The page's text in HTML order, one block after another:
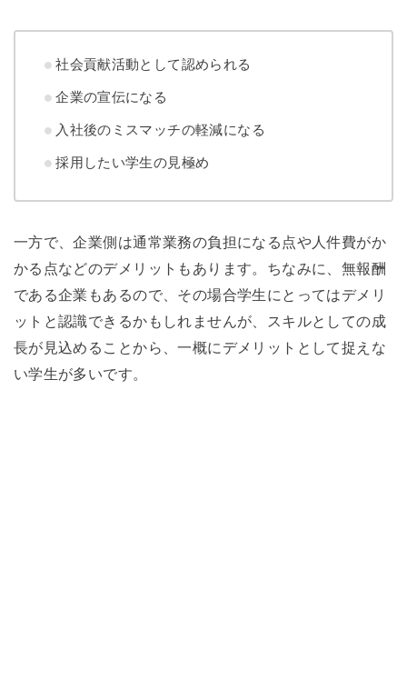
社会貢献活動として認められる
企業の宣伝になる
入社後のミスマッチの軽減になる
採用したい学生の見極め
一方で、企業側は通常業務の負担になる点や人件費がか
かる点などのデメリットもあります。 ちなみに、無報酬
である企業もあるので、その場合学生にとってはデメリ
ットと認識できるかもしれませんが、スキルとしての成
長が見込めることから、一概にデメリットとして捉えな
い学生が多いです。